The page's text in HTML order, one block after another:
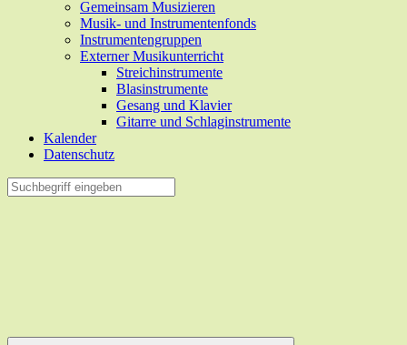
Gemeinsam Musizieren
Musik- und Instrumentenfonds
Instrumentengruppen
Externer Musikunterricht
Streichinstrumente
Blasinstrumente
Gesang und Klavier
Gitarre und Schlaginstrumente
Kalender
Datenschutz